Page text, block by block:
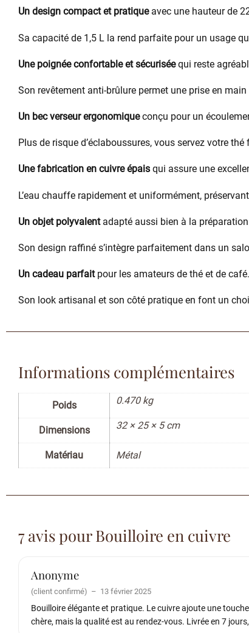
Un design compact et pratiqueavec une hauteur de
Sa capacité de 1,5 L la rend parfaite pour un usage
Une poignée confortable et sécuriséequi reste
Son revêtement anti-brûlure permet une prise en
Un bec verseur ergonomiqueconçu pour un
Plus de risque d’éclaboussures, vous servez votre
Une fabrication en cuivre épais qui assure une
L’eau chauffe rapidement et uniformément,
Un objet polyvalentadapté aussi bien à la préparation
Son design raffiné s’intègre parfaitement dans un
Un cadeau parfaitpour les amateurs de thé et de café.
Son look artisanal et son côté pratique en font un
Informations complémentaires
Poids 0.470 kg
Dimensions 32 × 25 × 5 cm
Matériau Métal
7 avis pourBouilloire en cuivre
Anonyme
(client confirmé) – 13 février 2025
Bouilloire élégante et pratique. Le cuivre ajoute une
chère, mais la qualité est au rendez-vous. Livrée en 7